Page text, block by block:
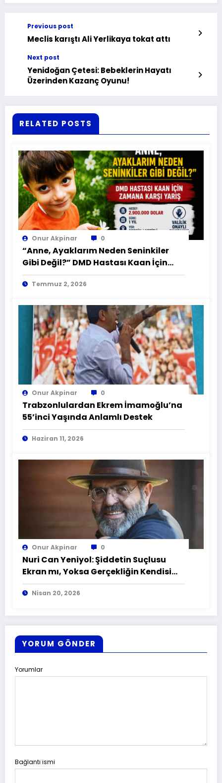
Previous post
Meclis karıştı Ali Yerlikaya tokat attı
Next post
Yenidoğan Çetesi: Bebeklerin Hayatı
Üzerinden Kazanç Oyunu!
RELATED POSTS
Onur Akpinar 0
“Anne, Ayaklarım Neden Seninkiler
Gibi Değil?” DMD Hastası Kaan İçin
Zamana Karşı Yarış
Temmuz 2, 2026
Onur Akpinar 0
Trabzonlulardan Ekrem İmamoğlu’na
55’inci Yaşında Anlamlı Destek
Haziran 11, 2026
Onur Akpinar 0
Nuri Can Yeniyol: Şiddetin Suçlusu
Ekran mı, Yoksa Gerçekliğin Kendisi
mi?
Nisan 20, 2026
YORUM GÖNDER
Yorumlar
Bağlantı ismi